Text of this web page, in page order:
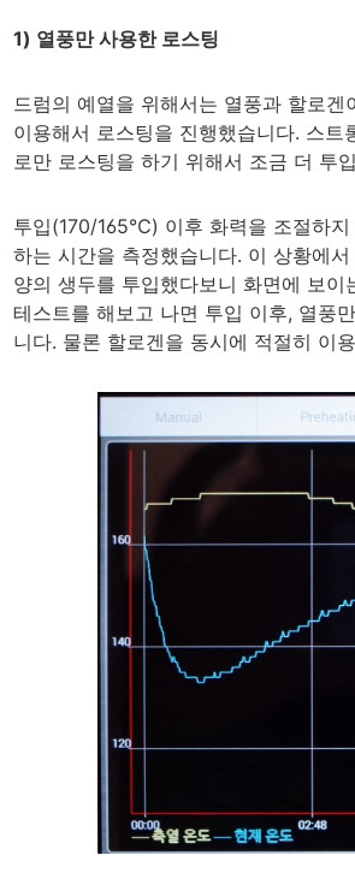
1) 열풍만 사용한 로스팅
드럼의 예열을 위해서는 열풍과 할로
이용해서 로스팅을 진행했습니다. 스
로만 로스팅을 하기 위해서 조금 더 투
투입(170/165℃) 이후 화력을 조절하
하는 시간을 측정했습니다. 이 상황에
양의 생두를 투입했다보니 화면에 보
테스트를 해보고 나면 투입 이후, 열풍
니다. 물론 할로겐을 동시에 적절히 이